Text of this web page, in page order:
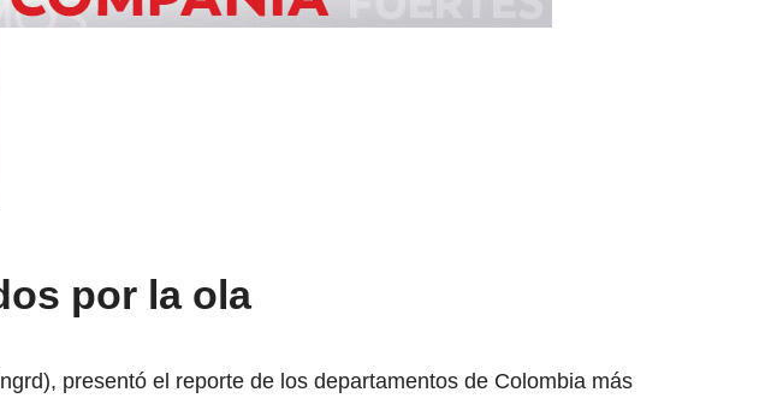
por la ola
presentó el reporte de los departamentos de Colombia más